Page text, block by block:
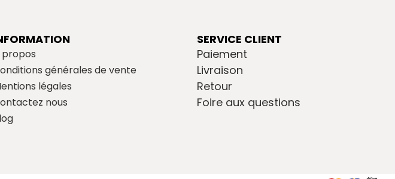
propos
générales de vente
légales
nous
SERVICE CLIENT
Paiement
Livraison
Retour
Foire aux questions